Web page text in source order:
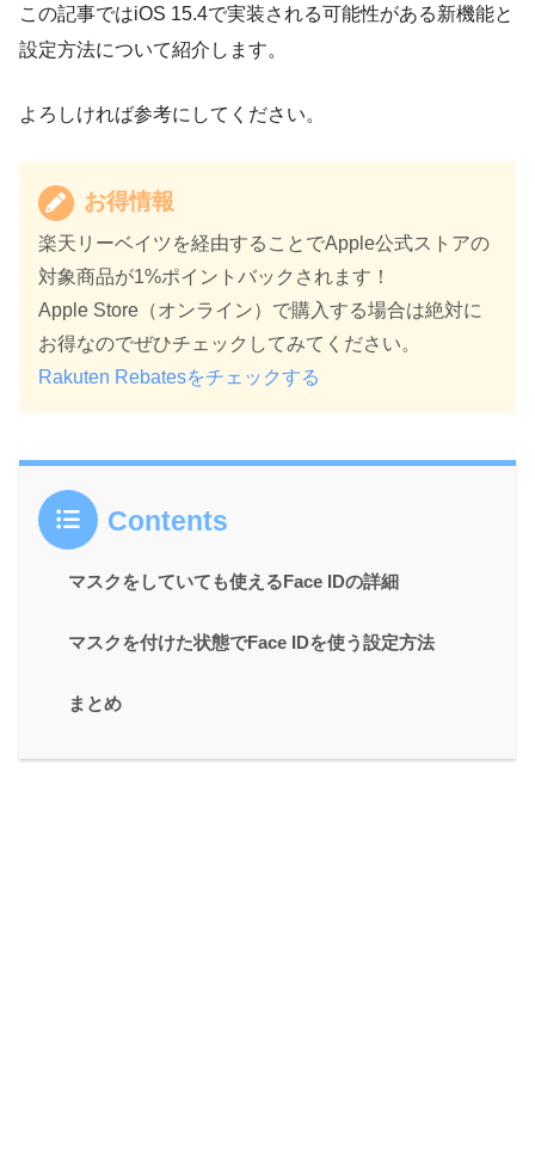
この記事ではiOS 15.4で実装される可能性がある新機能と
設定方法について紹介します。
よろしければ参考にしてください。
お得情報
楽天リーベイツを経由することでApple公式ストアの
対象商品が1%ポイントバックされます！
Apple Store（オンライン）で購入する場合は絶対に
お得なのでぜひチェックしてみてください。
Rakuten Rebatesをチェックする
Contents
マスクをしていても使えるFace IDの詳細
マスクを付けた状態でFace IDを使う設定方法
まとめ